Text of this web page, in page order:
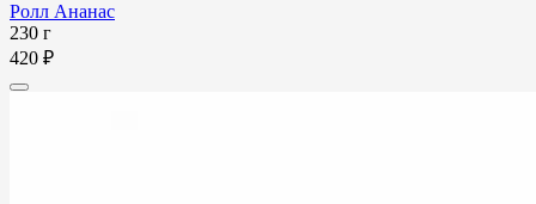
Ролл Ананас
230 г
420 ₽